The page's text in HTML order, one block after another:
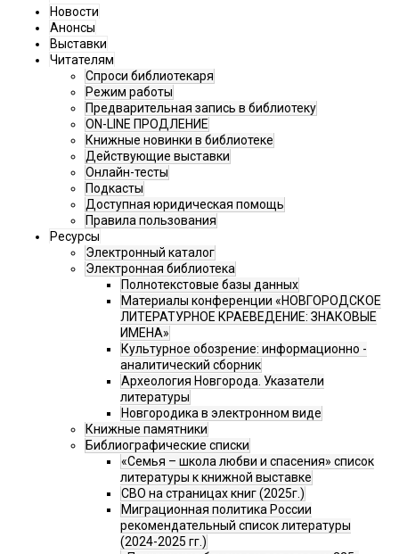
Новости
Анонсы
Выставки
Читателям
Спроси библиотекаря
Режим работы
Предварительная запись в библиотеку
ON-LINE ПРОДЛЕНИЕ
Книжные новинки в библиотеке
Действующие выставки
Онлайн-тесты
Подкасты
Доступная юридическая помощь
Правила пользования
Ресурсы
Электронный каталог
Электронная библиотека
Полнотекстовые базы данных
Материалы конференции «НОВГОРОДСКОЕ
ЛИТЕРАТУРНОЕ КРАЕВЕДЕНИЕ: ЗНАКОВЫЕ
ИМЕНА»
Культурное обозрение: информационно -
аналитический сборник
Археология Новгорода. Указатели
литературы
Новгородика в электронном виде
Книжные памятники
Библиографические списки
«Семья – школа любви и спасения» список
литературы к книжной выставке
СВО на страницах книг (2025г.)
Миграционная политика России
рекомендательный список литературы
(2024-2025 гг.)